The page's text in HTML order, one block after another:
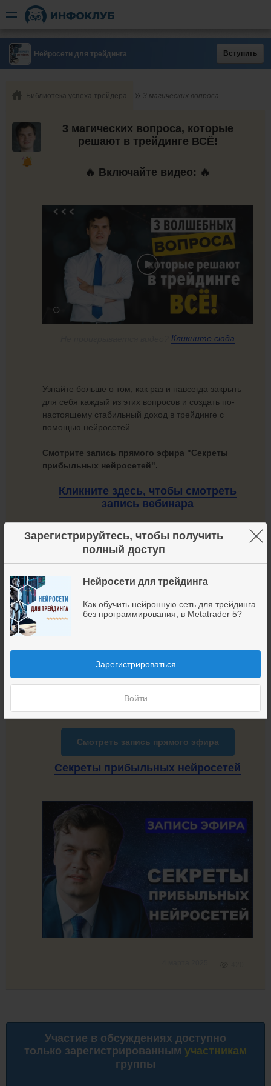
Зарегистрируйтесь, чтобы получить
полный доступ
Нейросети для трейдинга
Как обучить нейронную сеть для трейдинга
без программирования, в Metatrader 5?
Зарегистрироваться
Войти
×
Нейросети для трейдинга Вступить
Библиотека успеха трейдера 3 магических вопроса
3 магических вопроса, которые
решают в трейдинге ВСЁ!
🔥 Включайте видео: 🔥
Кликните сюда
Узнайте больше о том, как раз и навсегда закрыть
для себя каждый из этих вопросов и создать по-
настоящему стабильный доход в трейдинге с
помощью нейросетей.
Смотрите запись прямого эфира "Секреты
прибыльных нейросетей".
Кликните здесь, чтобы смотреть
запись вебинара
Что Вас ждет в записи, помимо уже озвученных
действительно приносят прибыль.
Как получать максимальную прибыль с помощью
портфеля нейросетей?
Реальные кейсы: Какие алгоритмы нейронных
сетей лучше всего работают в трейдинге?
прибыли?
Смотреть запись прямого эфира
Секреты прибыльных нейросетей
Участие в обсуждениях доступно
только зарегистрированным участникам
группы